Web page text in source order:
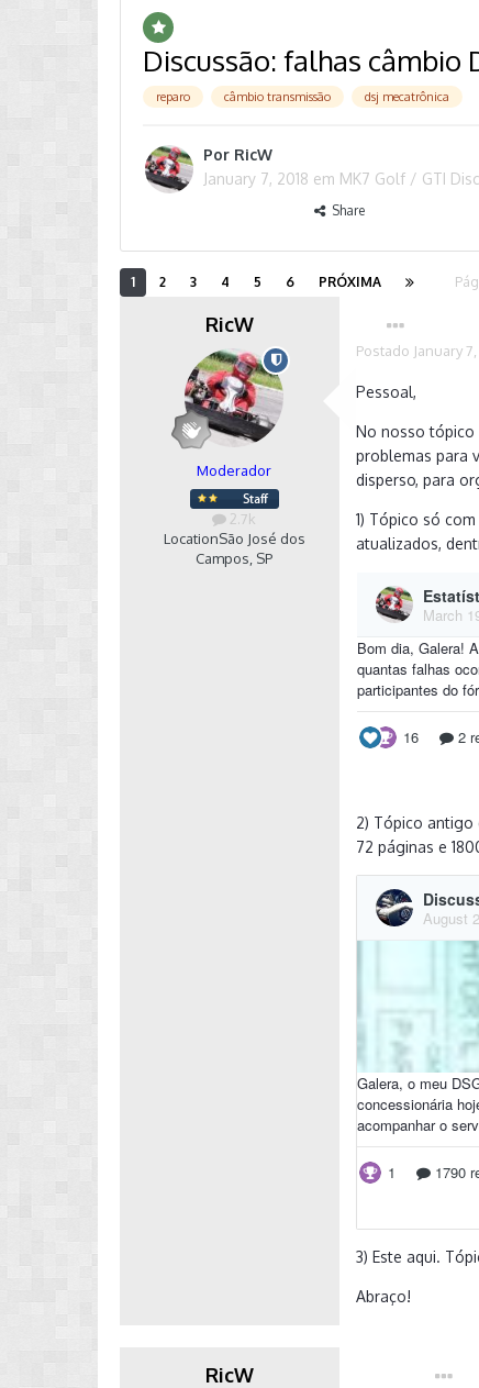
Discussão: falhas câmbio
reparo câmbio transmissão dsj mecatrônica
Por RicW
January 7, 2018 em MK7 Golf / GTI
Share
1 2 3 4 5 6 PRÓXIMA
RicW
Moderador
2.7k
LocationSão José dos
Campos, SP
Postado January
Pessoal,
No nosso tópico
problemas para
disperso, para
1) Tópico só
atualizados,
2) Tópico antigo
72 páginas e
3) Este aqui.
Abraço!
RicW